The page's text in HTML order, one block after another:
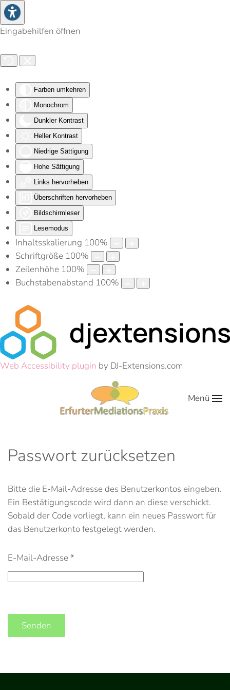
Eingabehilfen öffnen
Farben umkehren
Monochrom
Dunkler Kontrast
Heller Kontrast
Niedrige Sättigung
Hohe Sättigung
Links hervorheben
Überschriften hervorheben
Bildschirmleser
Lesemodus
Inhaltsskalierung 100%
Schriftgröße 100%
Zeilenhöhe 100%
Buchstabenabstand 100%
Web Accessibility plugin by DJ-Extensions.com
Zum Hauptinhalt springen
Menü
Passwort zurücksetzen
Bitte die E-Mail-Adresse des Benutzerkontos eingeben.
Ein Bestätigungscode wird dann an diese verschickt.
Sobald der Code vorliegt, kann ein neues Passwort für
das Benutzerkonto festgelegt werden.
E-Mail-Adresse*
Senden